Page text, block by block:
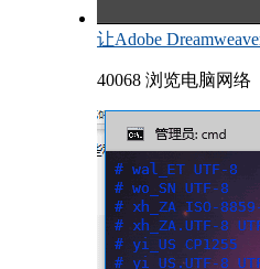
让Adobe
40068 浏览电脑网络